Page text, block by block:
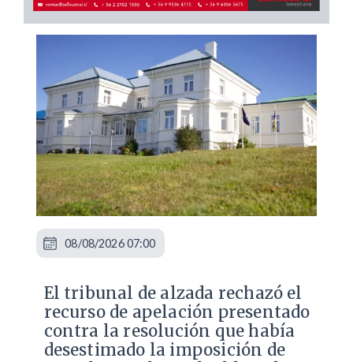
​El tribunal de alzada rechazó el
recurso de apelación presentado
contra la resolución que había
desestimado la imposición de
08/08/2026 07:00